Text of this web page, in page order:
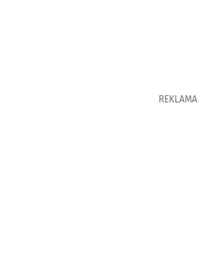
REKLAMA